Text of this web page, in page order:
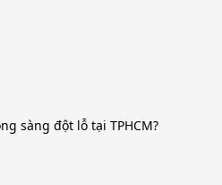
sàng đột lỗ tại TPHCM?